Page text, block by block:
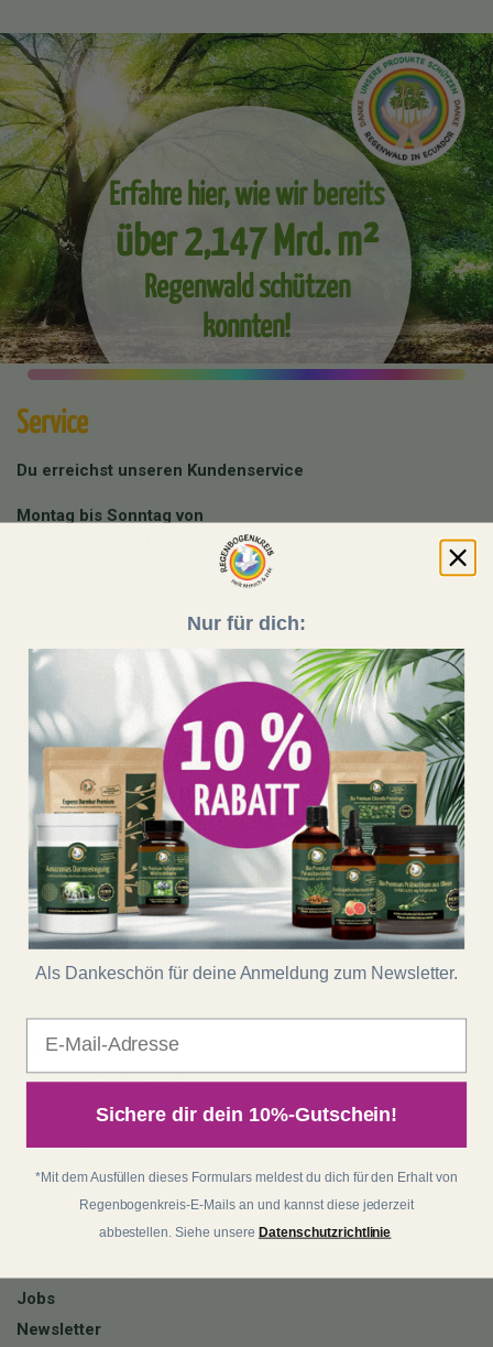
Erfahre hier, wie wir bereits
über 2,147 Mrd. m²
Regenwald schützen
konnten!
Service
Du erreichst unseren Kundenservice
Montag bis Sonntag von
Buche hier deine kostenfreie Produktberatung mit
unserem Team:
Beratungstermin buchen
Unser Shop läuft auf 100 % Ökostrom aus erneuerbaren
Energien!
Shop
Kontakt
Impressum
AGB
Datenschutz
Batterieentsorgung
Zahlung und Versand
Regenbogenkreis
Über Matthias
matthias-langwasser.com
Jobs
Newsletter
Nur für dich:
Als Dankeschön für deine Anmeldung zum Newsletter.
Sichere dir dein 10%-Gutschein!
*Mit dem Ausfüllen dieses Formulars meldest du dich für den Erhalt von
Regenbogenkreis-E-Mails an und kannst diese jederzeit
abbestellen. Siehe unsere Datenschutzrichtlinie